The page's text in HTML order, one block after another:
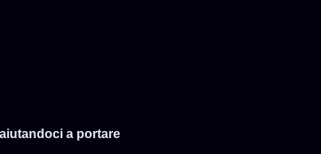
a portare